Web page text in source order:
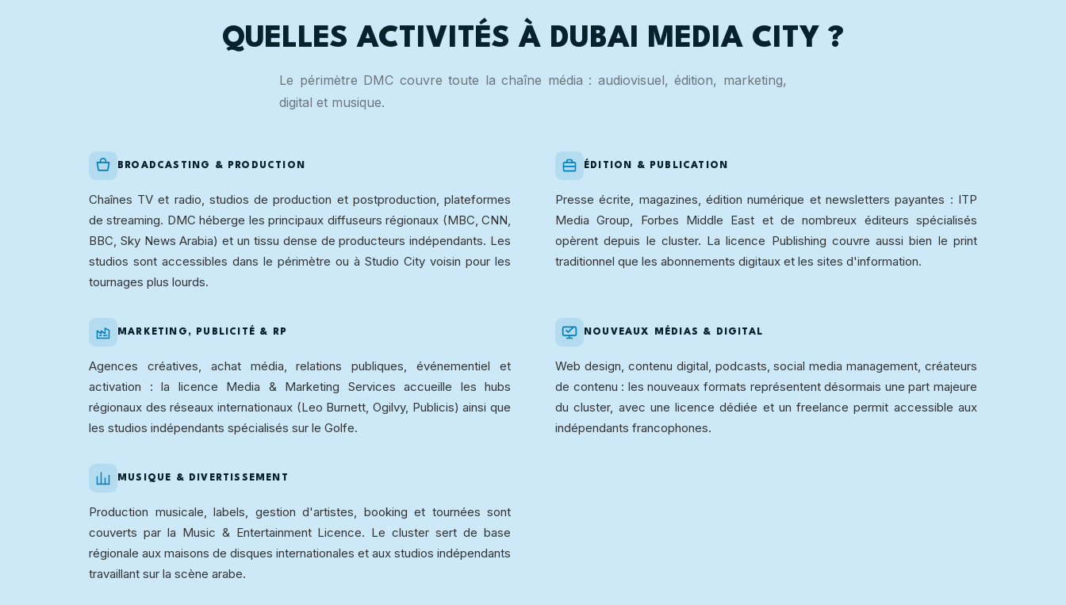
QUELLES ACTIVITÉS À DUBAI MEDIA CITY ?
Le périmètre DMC couvre toute la chaîne média : audiovisuel, édition, marketing,
digital et musique.
BROADCASTING & PRODUCTION
Chaînes TV et radio, studios de production et postproduction, plateformes
de streaming. DMC héberge les principaux diffuseurs régionaux (MBC, CNN,
BBC, Sky News Arabia) et un tissu dense de producteurs indépendants. Les
studios sont accessibles dans le périmètre ou à Studio City voisin pour les
tournages plus lourds.
ÉDITION & PUBLICATION
Presse écrite, magazines, édition numérique et newsletters payantes : ITP
Media Group, Forbes Middle East et de nombreux éditeurs spécialisés
opèrent depuis le cluster. La licence Publishing couvre aussi bien le print
traditionnel que les abonnements digitaux et les sites d'information.
MARKETING, PUBLICITÉ & RP
Agences créatives, achat média, relations publiques, événementiel et
activation : la licence Media & Marketing Services accueille les hubs
régionaux des réseaux internationaux (Leo Burnett, Ogilvy, Publicis) ainsi que
les studios indépendants spécialisés sur le Golfe.
NOUVEAUX MÉDIAS & DIGITAL
Web design, contenu digital, podcasts, social media management, créateurs
de contenu : les nouveaux formats représentent désormais une part majeure
du cluster, avec une licence dédiée et un freelance permit accessible aux
indépendants francophones.
MUSIQUE & DIVERTISSEMENT
Production musicale, labels, gestion d'artistes, booking et tournées sont
couverts par la Music & Entertainment Licence. Le cluster sert de base
régionale aux maisons de disques internationales et aux studios indépendants
travaillant sur la scène arabe.